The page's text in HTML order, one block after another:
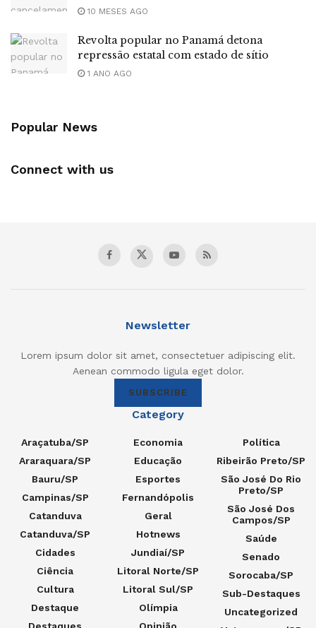
10 MESES AGO
Revolta popular no Panamá detona
repressão estatal com estado de sítio
1 ANO AGO
Popular News
Connect with us
Newsletter
Lorem ipsum dolor sit amet, consectetuer adipiscing elit.
Aenean commodo ligula eget dolor.
SUBSCRIBE
Category
Araçatuba/SP
Araraquara/SP
Bauru/SP
Campinas/SP
Catanduva
Catanduva/SP
Cidades
Ciência
Cultura
Destaque
Destaques
Economia
Educação
Esportes
Fernandópolis
Geral
Hotnews
Jundiaí/SP
Litoral Norte/SP
Litoral Sul/SP
Olímpia
Opinião
Política
Ribeirão Preto/SP
São José Do Rio
Preto/SP
São José Dos
Campos/SP
Saúde
Senado
Sorocaba/SP
Sub-Destaques
Uncategorized